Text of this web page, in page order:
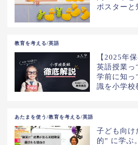
ポスターと
教育を考える/英語
【2025年
英語授業っ
学前に知っ
識を小学校
あたまを使う/教育を考える/英語
子ども向け
的” に学ぶ